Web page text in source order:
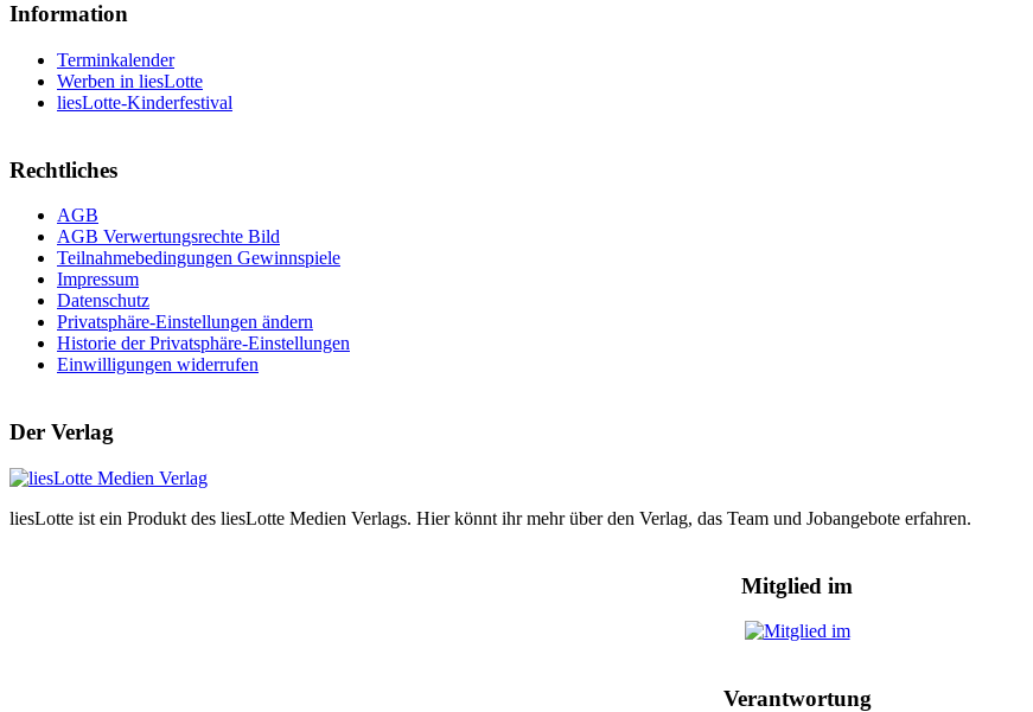
Information
Terminkalender
Werben in liesLotte
liesLotte-Kinderfestival
Rechtliches
AGB
AGB Verwertungsrechte Bild
Teilnahmebedingungen Gewinnspiele
Impressum
Datenschutz
Privatsphäre-Einstellungen ändern
Historie der Privatsphäre-Einstellungen
Einwilligungen widerrufen
Der Verlag
liesLotte ist ein Produkt des liesLotte Medien Verlags. Hier könnt ihr mehr über den Verlag, das Team und Jobangebote erfahren.
Mitglied im
Verantwortung